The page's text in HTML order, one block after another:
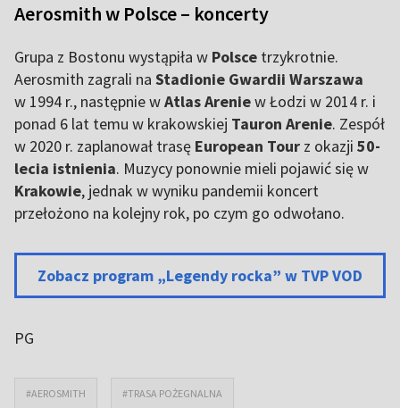
Aerosmith w Polsce – koncerty
Grupa z Bostonu wystąpiła w Polsce trzykrotnie.
Aerosmith zagrali na Stadionie Gwardii Warszawa
w 1994 r., następnie wAtlas Areniew Łodzi w 2014 r. i
ponad 6 lat temu w krakowskiej Tauron Arenie. Zespół
w 2020 r. zaplanował trasę European Tour z okazji 50-
lecia istnienia. Muzycy ponownie mieli pojawić się w
Krakowie, jednak w wyniku pandemii koncert
przełożono na kolejny rok, po czym go odwołano.
Zobacz program „Legendy rocka” w TVP VOD
PG
#AEROSMITH #TRASA POŻEGNALNA